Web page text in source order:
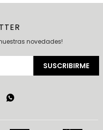
novedades!
SUSCRIBIRME
